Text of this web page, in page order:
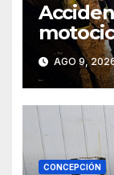
y dos
AGO 9,
CONCEPCIÓN